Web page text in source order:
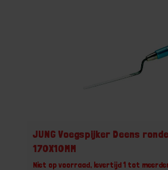
JUNG Voegspijker Deens
170X10MM
Niet op voorraad, levertijd 1 tot